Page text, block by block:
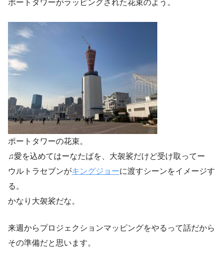
ポートタワーがラッピングされた花束のよう。
ポートタワーの花束。
♫愛を込めてはーなたばを、大袈裟だけど受け取ってー
ウルトラセブンがキングジョーに渡すシーンをイメージす
る。
かなり大袈裟だな。
来週からプロジェクションマッピングをやるって話だから
その準備だと思います。